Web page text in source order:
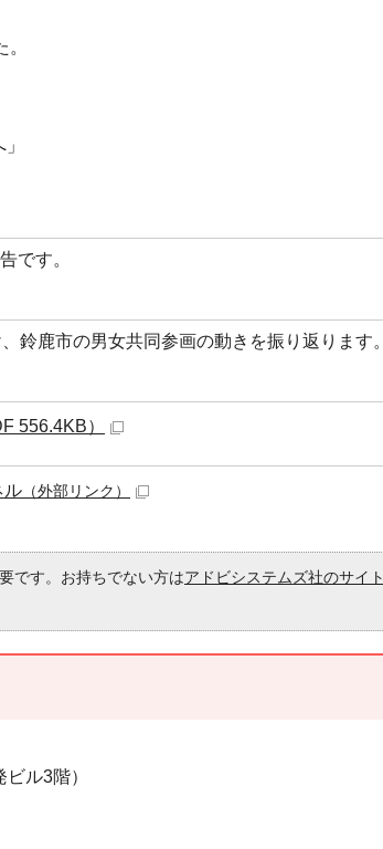
です。
鈴鹿市の男女共同参画の動きを振り返ります。
556.4KB）
ル （外部リンク）
です。お持ちでない方はアドビシステムズ社のサイト
ル3階）